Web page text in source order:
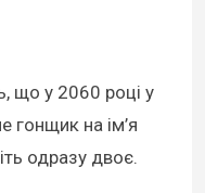
що у 2060 році у
гонщик на ім’я
одразу двоє.